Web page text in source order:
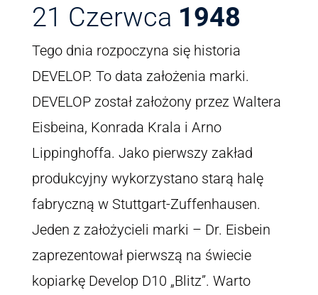
21 Czerwca 1948
Tego dnia rozpoczyna się historia
DEVELOP. To data założenia marki.
DEVELOP został założony przez Waltera
Eisbeina, Konrada Krala i Arno
Lippinghoffa. Jako pierwszy zakład
produkcyjny wykorzystano starą halę
fabryczną w Stuttgart-Zuffenhausen.
Jeden z założycieli marki – Dr. Eisbein
zaprezentował pierwszą na świecie
kopiarkę Develop D10 „Blitz”. Warto